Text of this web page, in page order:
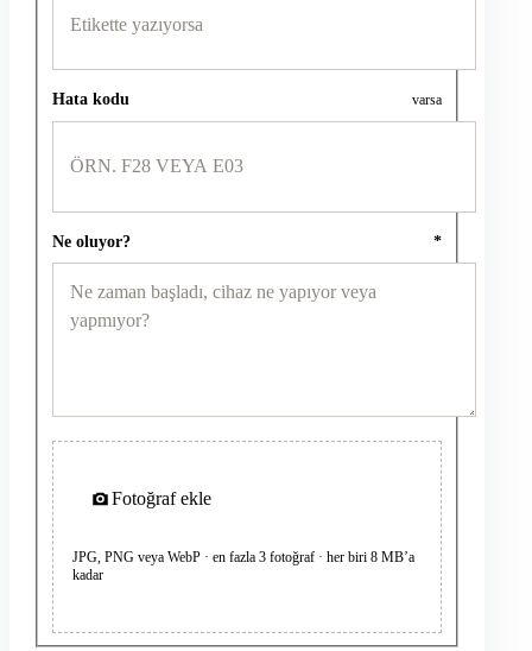
Hata kodu varsa
Ne oluyor? *
Fotoğraf ekle
JPG, PNG veya WebP · en fazla 3 fotoğraf · her biri 8 MB’a
kadar